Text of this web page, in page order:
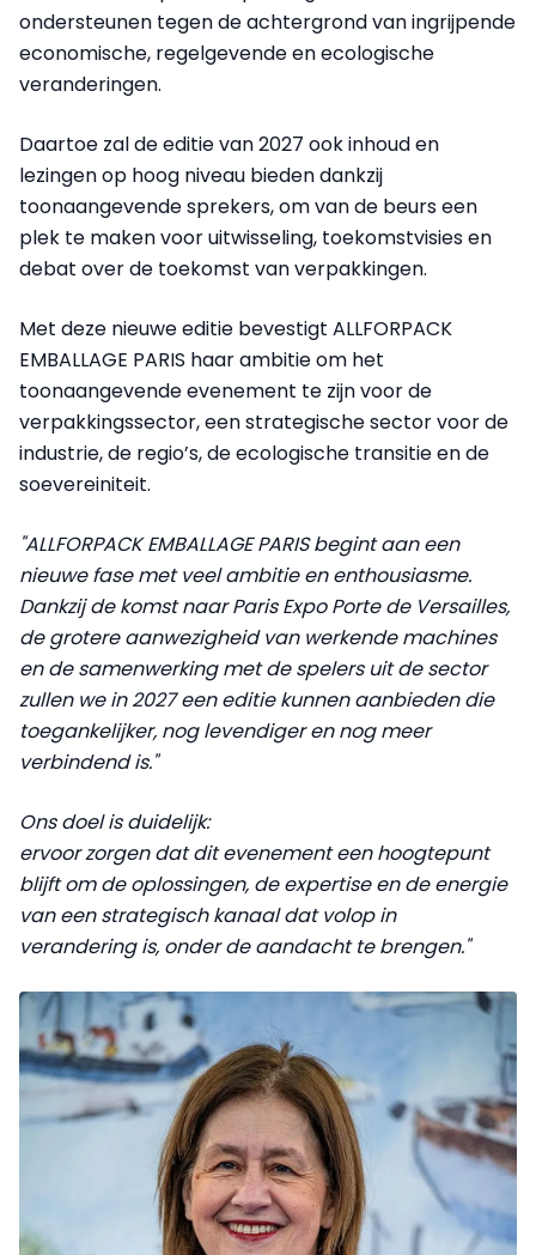
ondersteunen tegen de achtergrond van ingrijpende
economische, regelgevende en ecologische
veranderingen.
Daartoe zal de editie van 2027 ook inhoud en
lezingen op hoog niveau bieden dankzij
toonaangevende sprekers, om van de beurs een
plek te maken voor uitwisseling, toekomstvisies en
debat over de toekomst van verpakkingen.
Met deze nieuwe editie bevestigt ALLFORPACK
EMBALLAGE PARIS haar ambitie om het
toonaangevende evenement te zijn voor de
verpakkingssector, een strategische sector voor de
industrie, de regio’s, de ecologische transitie en de
soevereiniteit.
"ALLFORPACK EMBALLAGE PARIS begint aan een
nieuwe fase met veel ambitie en enthousiasme.
Dankzij de komst naar Paris Expo Porte de Versailles,
de grotere aanwezigheid van werkende machines
en de samenwerking met de spelers uit de sector
zullen we in 2027 een editie kunnen aanbieden die
toegankelijker, nog levendiger en nog meer
verbindend is."
Ons doel is duidelijk:
ervoor zorgen dat dit evenement een hoogtepunt
blijft om de oplossingen, de expertise en de energie
van een strategisch kanaal dat volop in
verandering is, onder de aandacht te brengen."